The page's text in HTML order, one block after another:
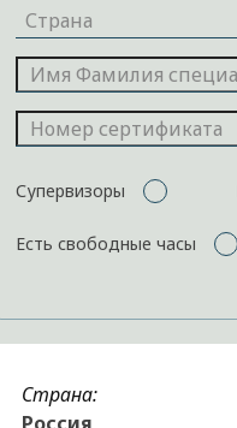
Супервизоры
Есть свободные часы
Страна: